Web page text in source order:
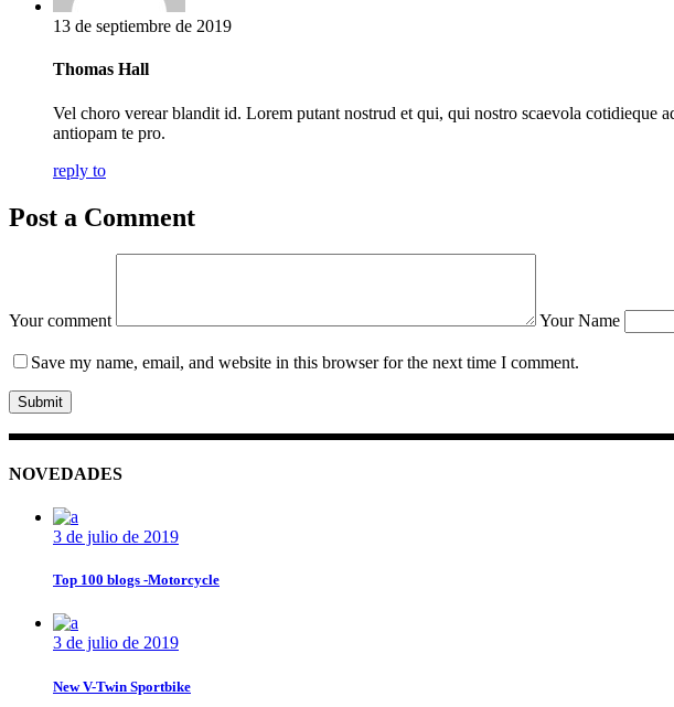
13 de septiembre de 2019
Thomas Hall
Vel choro verear blandit id. Lorem putant nostrud et qui, qui nostro scaevola
antiopam te pro.
reply to
Post a Comment
Your comment Your Name
Save my name, email, and website in this browser for the next time I comment.
Submit
NOVEDADES
3 de julio de 2019
Top 100 blogs -Motorcycle
3 de julio de 2019
New V-Twin Sportbike